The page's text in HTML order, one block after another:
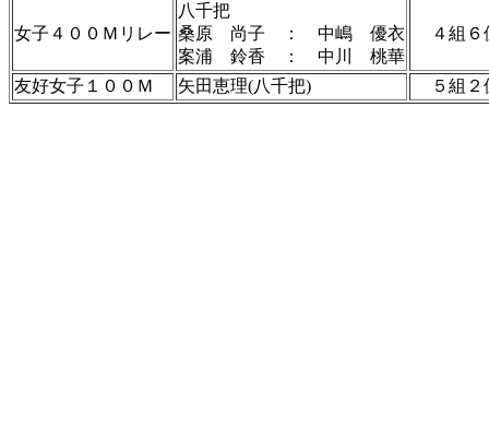
女子４００Ｍリレー
八千把
桑原 尚子 ： 中嶋 優衣
案浦 鈴香 ： 中川 桃華
４組
友好女子１００Ｍ 矢田恵理(八千把) ５組